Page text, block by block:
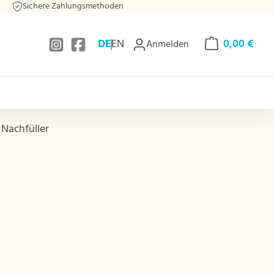
Sichere Zahlungsmethoden
DEEN Anmelden 0,00 €
Warenkorb